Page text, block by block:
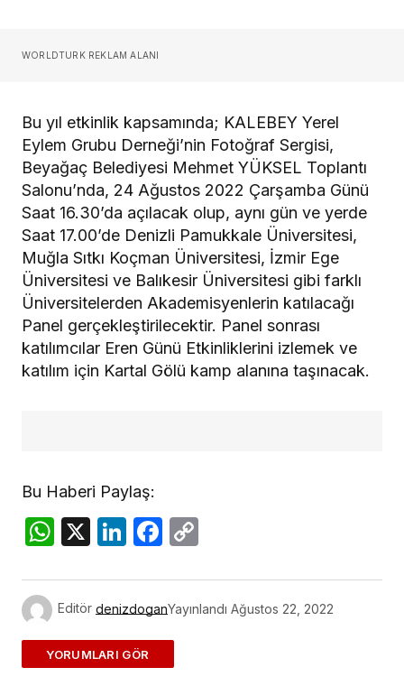
WORLDTURK REKLAM ALANI
Bu yıl etkinlik kapsamında; KALEBEY Yerel
Eylem Grubu Derneği’nin Fotoğraf Sergisi,
Beyağaç Belediyesi Mehmet YÜKSEL Toplantı
Salonu’nda, 24 Ağustos 2022 Çarşamba Günü
Saat 16.30’da açılacak olup, aynı gün ve yerde
Saat 17.00’de Denizli Pamukkale Üniversitesi,
Muğla Sıtkı Koçman Üniversitesi, İzmir Ege
Üniversitesi ve Balıkesir Üniversitesi gibi farklı
Üniversitelerden Akademisyenlerin katılacağı
Panel gerçekleştirilecektir. Panel sonrası
katılımcılar Eren Günü Etkinliklerini izlemek ve
katılım için Kartal Gölü kamp alanına taşınacak.
Bu Haberi Paylaş:
WhatsApp
X LinkedIn
Facebook
Editör denizdoganYayınlandı Ağustos 22, 2022
ADD A COMMENT